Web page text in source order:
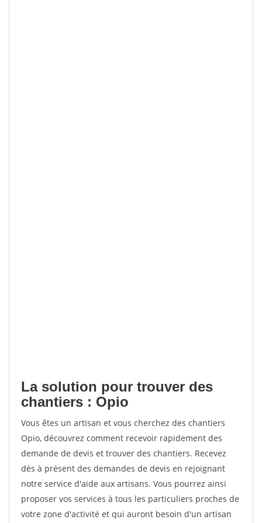
La solution pour trouver des
chantiers : Opio
Vous êtes un artisan et vous cherchez des chantiers
Opio, découvrez comment recevoir rapidement des
demande de devis et trouver des chantiers. Recevez
dès à présent des demandes de devis en rejoignant
notre service d'aide aux artisans. Vous pourrez ainsi
proposer vos services à tous les particuliers proches de
votre zone d'activité et qui auront besoin d'un artisan